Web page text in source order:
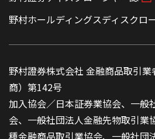
野村ホールディングスディスクロ
野村證券株式会社 金融商品取引
商）第142号
加入協会／日本証券業協会、一般
会、一般社団法人金融先物取引業